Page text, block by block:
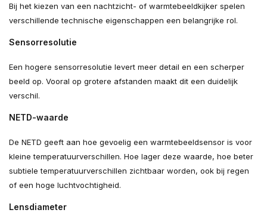
Bij het kiezen van een nachtzicht- of warmtebeeldkijker spelen
verschillende technische eigenschappen een belangrijke rol.
Sensorresolutie
Een hogere sensorresolutie levert meer detail en een scherper
beeld op. Vooral op grotere afstanden maakt dit een duidelijk
verschil.
NETD-waarde
De NETD geeft aan hoe gevoelig een warmtebeeldsensor is voor
kleine temperatuurverschillen. Hoe lager deze waarde, hoe beter
subtiele temperatuurverschillen zichtbaar worden, ook bij regen
of een hoge luchtvochtigheid.
Lensdiameter